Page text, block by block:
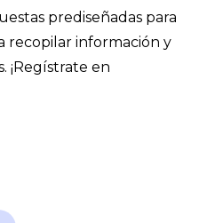
prediseñadas para
recopilar información y
¡Regístrate en